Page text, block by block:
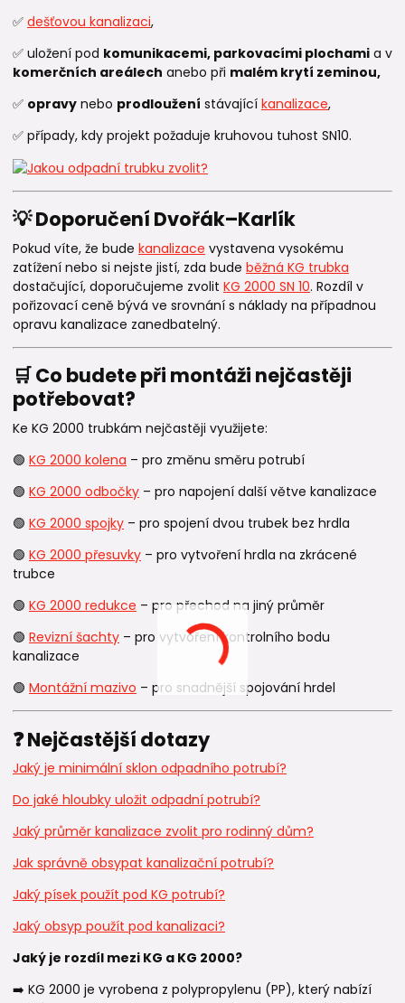
✅ dešťovou kanalizaci,
✅ uložení pod komunikacemi, parkovacími plochami a v
komerčních areálech anebo při malém krytí zeminou,
✅ opravy nebo prodloužení stávající kanalizace,
✅ případy, kdy projekt požaduje kruhovou tuhost SN10.
💡 Doporučení Dvořák–Karlík
Pokud víte, že bude kanalizace vystavena vysokému
zatížení nebo si nejste jistí, zda bude běžná KG trubka
dostačující, doporučujeme zvolit KG 2000 SN 10. Rozdíl v
pořizovací ceně bývá ve srovnání s náklady na případnou
opravu kanalizace zanedbatelný.
🛒 Co budete při montáži nejčastěji
potřebovat?
Ke KG 2000 trubkám nejčastěji využijete:
🟢 KG 2000 kolena – pro změnu směru potrubí
🟢 KG 2000 odbočky – pro napojení další větve kanalizace
🟢 KG 2000 spojky – pro spojení dvou trubek bez hrdla
🟢 KG 2000 přesuvky – pro vytvoření hrdla na zkrácené
trubce
🟢 KG 2000 redukce – pro přechod na jiný průměr
🟢 Revizní šachty – pro vytvoření kontrolního bodu
kanalizace
🟢 Montážní mazivo – pro snadnější spojování hrdel
❓ Nejčastější dotazy
Jaký je minimální sklon odpadního potrubí?
Do jaké hloubky uložit odpadní potrubí?
Jaký průměr kanalizace zvolit pro rodinný dům?
Jak správně obsypat kanalizační potrubí?
Jaký písek použít pod KG potrubí?
Jaký obsyp použít pod kanalizaci?
Jaký je rozdíl mezi KG a KG 2000?
➡️ KG 2000 je vyrobena z polypropylenu (PP), který nabízí